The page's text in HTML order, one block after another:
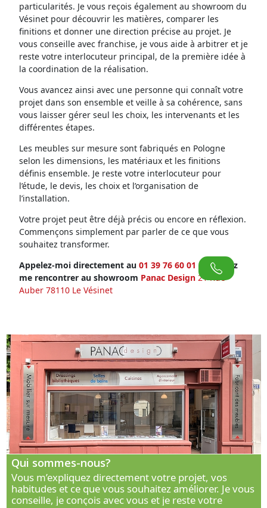
particularités. Je vous reçois également au showroom du
Vésinet pour découvrir les matières, comparer les
finitions et donner une direction précise au projet. Je
vous conseille avec franchise, je vous aide à arbitrer et je
reste votre interlocuteur principal, de la première idée à
la coordination de la réalisation.
Vous avancez ainsi avec une personne qui connaît votre
projet dans son ensemble et veille à sa cohérence, sans
vous laisser gérer seul les choix, les intervenants et les
différentes étapes.
Les meubles sur mesure sont fabriqués en Pologne
selon les dimensions, les matériaux et les finitions
définis ensemble. Je reste votre interlocuteur pour
l’étude, le devis, les choix et l’organisation de
l’installation.
Votre projet peut être déjà précis ou encore en réflexion.
Commençons simplement par parler de ce que vous
souhaitez transformer.
Appelez-moi directement au 01 39 76 60 01 ou venez
me rencontrer au showroom Panac Design 21 Rue
Auber 78110 Le Vésinet
Qui sommes-nous?
Vous m’expliquez directement votre projet, vos
habitudes et ce que vous souhaitez améliorer. Je vous
conseille, je conçois avec vous et je reste votre